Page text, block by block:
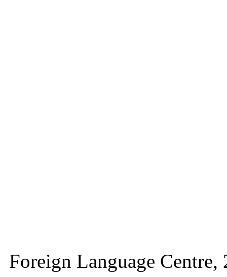
Foreign Language